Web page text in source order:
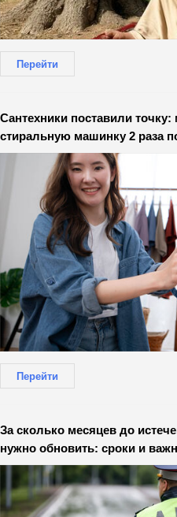
Перейти
Сантехники поставили
стиральную машинку 2 раза
Перейти
За сколько месяцев до
нужно обновить: сроки и